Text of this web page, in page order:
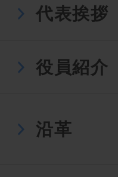
代表挨拶
役員紹介
沿革